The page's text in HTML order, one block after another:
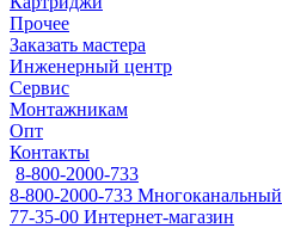
Прочее
Заказать мастера
Инженерный центр
Сервис
Монтажникам
Опт
Контакты
8-800-2000-733
8-800-2000-733 Многоканальный
77-35-00 Интернет-магазин